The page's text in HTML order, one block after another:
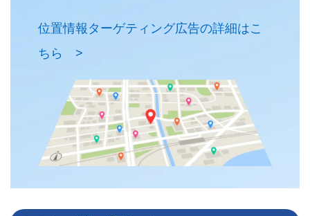
位置情報ターゲティング広告の詳細はこ
ちら >